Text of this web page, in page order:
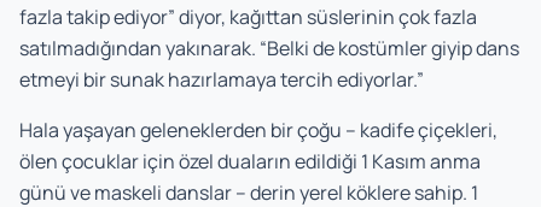
fazla takip ediyor” diyor, kağıttan süslerinin çok fazla
satılmadığından yakınarak. “Belki de kostümler giyip dans
etmeyi bir sunak hazırlamaya tercih ediyorlar.”
Hala yaşayan geleneklerden bir çoğu – kadife çiçekleri,
ölen çocuklar için özel duaların edildiği 1 Kasım anma
günü ve maskeli danslar – derin yerel köklere sahip. 1